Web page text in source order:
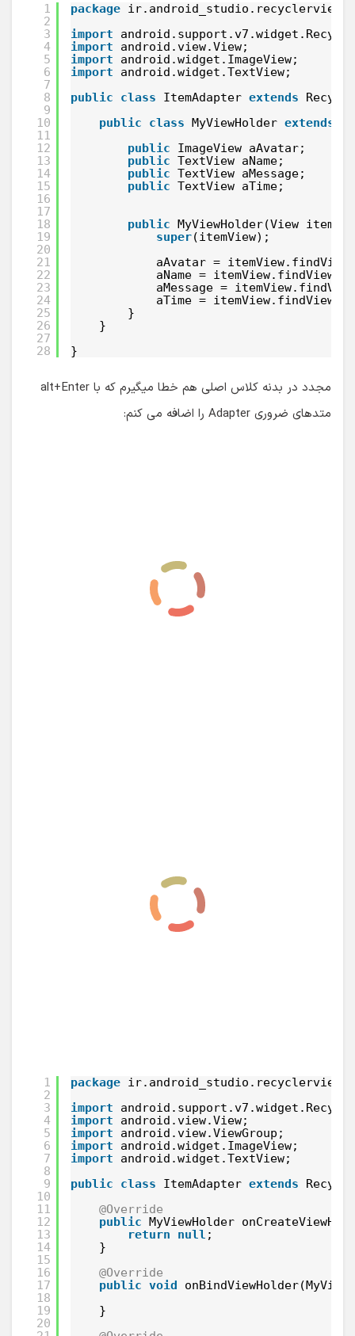
1
2
3
4
5
6
7
8
9
10
11
12
13
14
15
16
17
18
19
20
21
22
23
24
25
26
27
28
package ir.android_studio.recyclerview;
import
import
android.view.View;
import
android.widget.ImageView;
import
android.widget.TextView;
public
class ItemAdapter extends
public
class MyViewHolder extends
public
ImageView aAvatar;
public TextView aName;
public TextView aMessage;
public TextView aTime;
public MyViewHolder(View
super(itemView);
aAvatar =
aName =
aMessage =
aTime =
}
}
}
مجدد در بدنه کلاس اصلی هم خطا میگیرم که با alt+Enter
متدهای ضروری Adapter را اضافه می کنم:
1
2
3
4
5
6
7
8
9
10
11
12
13
14
15
16
17
18
19
20
package ir.android_studio.recyclerview;
import
import
android.view.View;
import
android.view.ViewGroup;
import
android.widget.ImageView;
import
android.widget.TextView;
public
class ItemAdapter extends
@Override
public MyViewHolder
return
null ;
}
@Override
public void
}